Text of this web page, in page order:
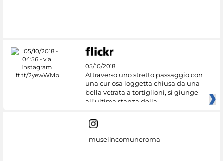
05/10/2018
Attraverso uno stretto passaggio con
una curiosa loggetta chiusa da una
bella vetrata a tortiglioni, si giunge
all'ultima stanza della
museiincomuneroma